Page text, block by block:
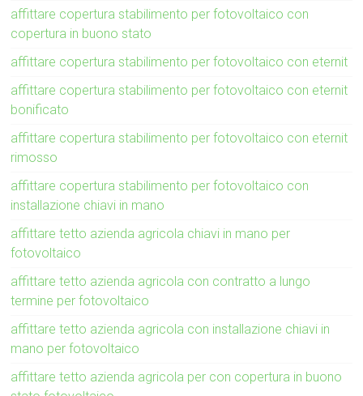
affittare copertura stabilimento per fotovoltaico con
copertura in buono stato
affittare copertura stabilimento per fotovoltaico con eternit
affittare copertura stabilimento per fotovoltaico con eternit
bonificato
affittare copertura stabilimento per fotovoltaico con eternit
rimosso
affittare copertura stabilimento per fotovoltaico con
installazione chiavi in mano
affittare tetto azienda agricola chiavi in mano per
fotovoltaico
affittare tetto azienda agricola con contratto a lungo
termine per fotovoltaico
affittare tetto azienda agricola con installazione chiavi in
mano per fotovoltaico
affittare tetto azienda agricola per con copertura in buono